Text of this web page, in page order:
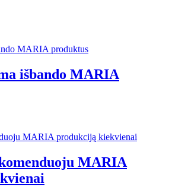
išbando MARIA
MARIA